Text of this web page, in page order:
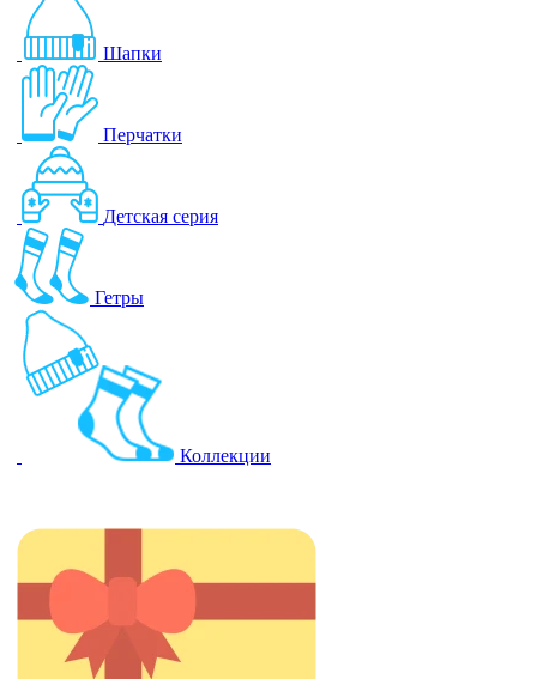
Шапки
Перчатки
Детская серия
Гетры
Коллекции